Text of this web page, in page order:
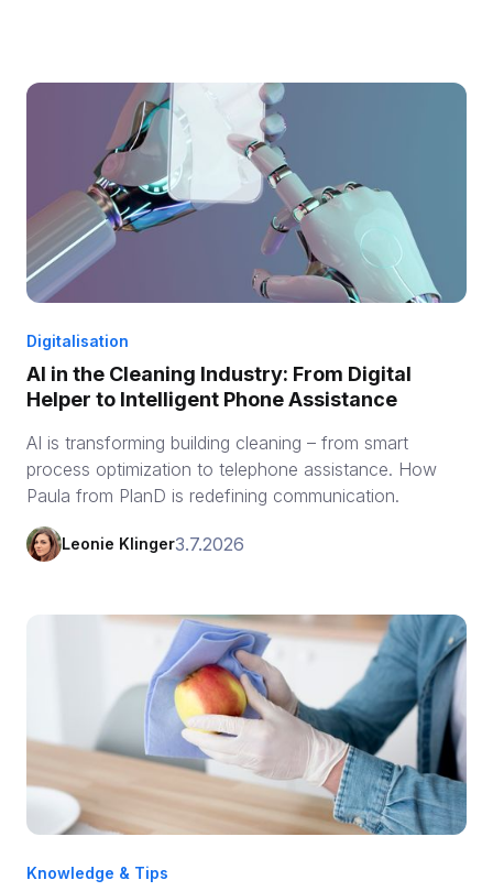
Digitalisation
AI in the Cleaning Industry: From Digital
Helper to Intelligent Phone Assistance
AI is transforming building cleaning – from smart
process optimization to telephone assistance. How
Paula from PlanD is redefining communication.
Leonie Klinger3.7.2026
Knowledge & Tips